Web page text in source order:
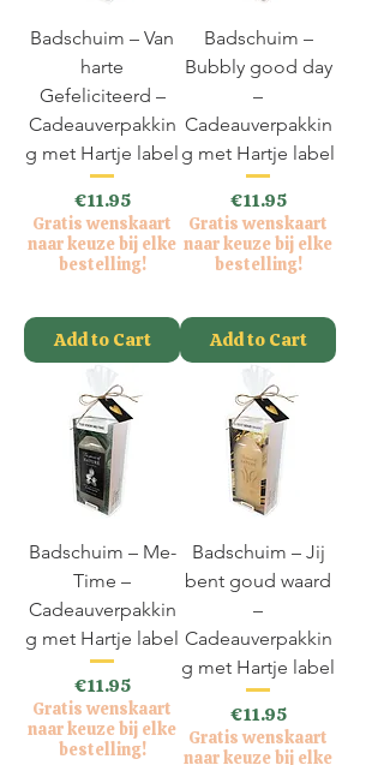
Badschuim – Van
harte
Gefeliciteerd –
Cadeauverpakkin
g met Hartje label
Price
€11.95
Gratis wenskaart
naar keuze bij elke
bestelling!
Add to Cart
Badschuim –
Bubbly good day
–
Cadeauverpakkin
g met Hartje label
Price
€11.95
Gratis wenskaart
naar keuze bij elke
bestelling!
Add to Cart
Badschuim – Me-
Time –
Cadeauverpakkin
g met Hartje label
Price
€11.95
Gratis wenskaart
naar keuze bij elke
bestelling!
Badschuim – Jij
bent goud waard
–
Cadeauverpakkin
g met Hartje label
Price
€11.95
Gratis wenskaart
naar keuze bij elke